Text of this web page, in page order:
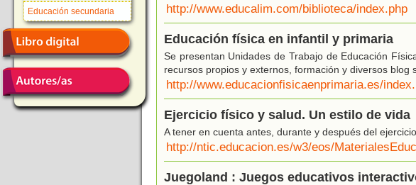
Educación secundaria
http://www.educalim.com/biblioteca/index.php
Educación física en infantil y primaria
Se presentan Unidades de Trabajo de Educación
recursos propios y externos, formación y diversos blog
http://www.educacionfisicaenprimaria.es/
Ejercicio físico y salud. Un estilo de vida
A tener en cuenta antes, durante y después del
http://ntic.educacion.es/w3/eos/
Juegoland : Juegos educativos